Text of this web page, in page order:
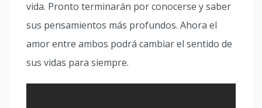
vida. Pronto terminarán por conocerse y saber
sus pensamientos más profundos. Ahora el
amor entre ambos podrá cambiar el sentido de
sus vidas para siempre.